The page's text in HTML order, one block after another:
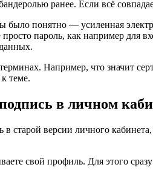
ранее. Если всё
было понятно — усиленная
пароль, как например для
Например, что значит
теме.
в личном
старой версии личного
свой профиль. Для этого